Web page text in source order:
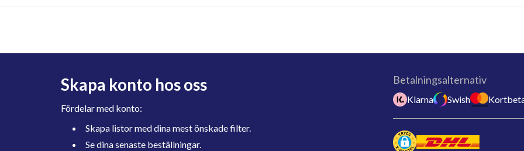
Skapa konto hos oss
Fördelar med konto:
Skapa listor med dina mest önskade filter.
Se dina senaste beställningar.
Betalningsalternativ
Klarna Swish